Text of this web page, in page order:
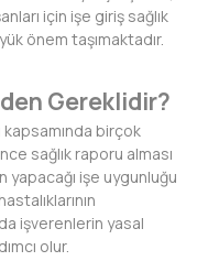
için işe giriş sağlık
önem taşımaktadır.
Gereklidir?
kapsamında birçok
sağlık raporu alması
yapacağı işe uygunluğu
işverenlerin yasal
olur.